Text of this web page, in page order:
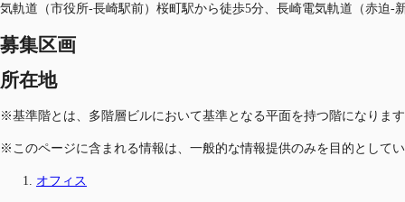
気軌道（市役所-長崎駅前）桜町駅から徒歩5分、長崎電気軌道（赤迫-
募集区画
所在地
※基準階とは、多階層ビルにおいて基準となる平面を持つ階になりま
※このページに含まれる情報は、一般的な情報提供のみを目的として
オフィス